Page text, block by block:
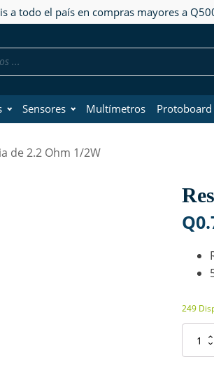
a todo el país en compras mayores a
Sensores Multímetros Protoboard
de 2.2 Ohm 1/2W
Q
249